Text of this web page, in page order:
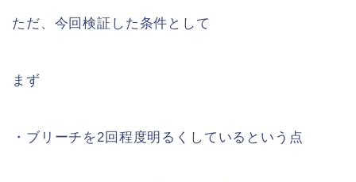
ただ、今回検証した条件として
まず
・ブリーチを2回程度明るくしているという点